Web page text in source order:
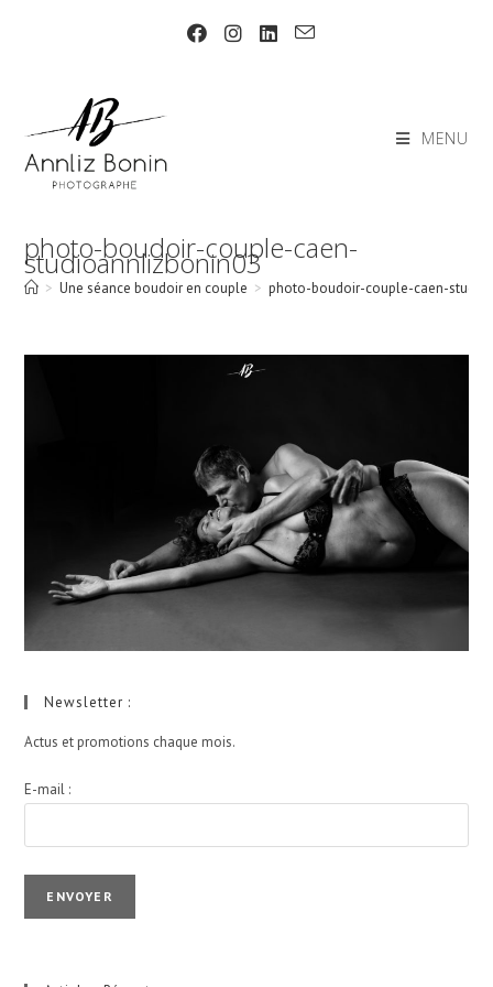
MENU
photo-boudoir-couple-caen-
studioannlizbonin03
> Une séance boudoir en couple > photo-boudoir-couple-caen-
Newsletter :
Actus et promotions chaque mois.
E-mail :